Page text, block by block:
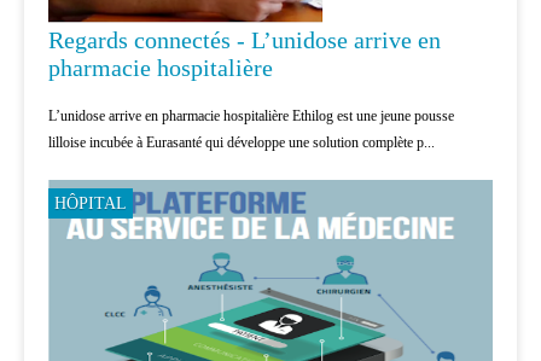
Regards connectés - L’unidose arrive en
pharmacie hospitalière
L’unidose arrive en pharmacie hospitalière Ethilog est une jeune pousse
lilloise incubée à Eurasanté qui développe une solution complète p...
HÔPITAL